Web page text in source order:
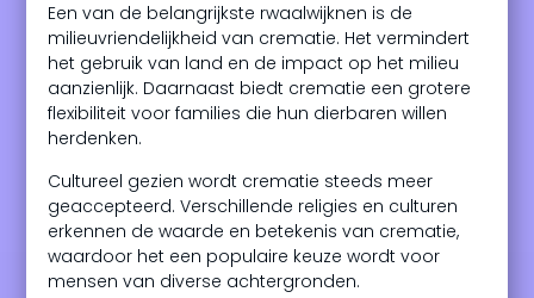
Een van de belangrijkste rwaalwijknen is de
milieuvriendelijkheid van crematie. Het vermindert
het gebruik van land en de impact op het milieu
aanzienlijk. Daarnaast biedt crematie een grotere
flexibiliteit voor families die hun dierbaren willen
herdenken.
Cultureel gezien wordt crematie steeds meer
geaccepteerd. Verschillende religies en culturen
erkennen de waarde en betekenis van crematie,
waardoor het een populaire keuze wordt voor
mensen van diverse achtergronden.